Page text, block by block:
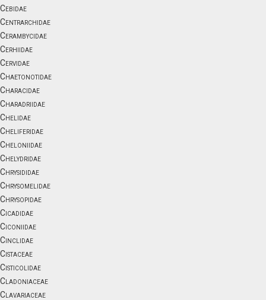
Cebidae
Centrarchidae
Cerambycidae
Cerhiidae
Cervidae
Chaetonotidae
Characidae
Charadriidae
Chelidae
Cheliferidae
Cheloniidae
Chelydridae
Chrysididae
Chrysomelidae
Chrysopidae
Cicadidae
Ciconiidae
Cinclidae
Cistaceae
Cisticolidae
Cladoniaceae
Clavariaceae